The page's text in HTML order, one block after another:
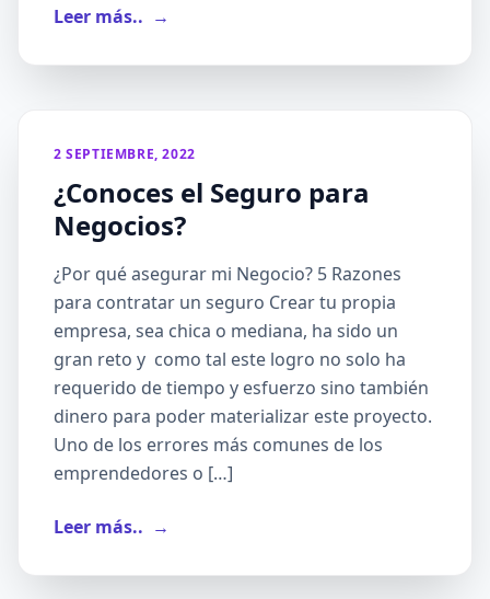
Leer más.. →
2 SEPTIEMBRE, 2022
¿Conoces el Seguro para
Negocios?
¿Por qué asegurar mi Negocio? 5 Razones
para contratar un seguro Crear tu propia
empresa, sea chica o mediana, ha sido un
gran reto y como tal este logro no solo ha
requerido de tiempo y esfuerzo sino también
dinero para poder materializar este proyecto.
Uno de los errores más comunes de los
emprendedores o […]
Leer más.. →